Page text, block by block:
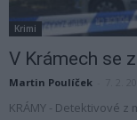
Krimi
V Krámech se
Martin Poulíček
KRÁMY - Detektivové